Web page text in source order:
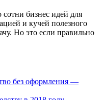
сотни бизнес идей для
и кучей полезного
Но это если правильно
без оформления —